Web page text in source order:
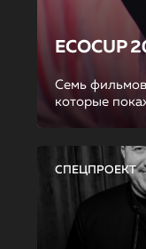
ECOCUP
Семь
которые
СПЕЦПРОЕКТ